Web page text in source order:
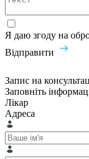
Я даю згоду на
Відправити
Запис на
Заповніть
Лікар
Адреса